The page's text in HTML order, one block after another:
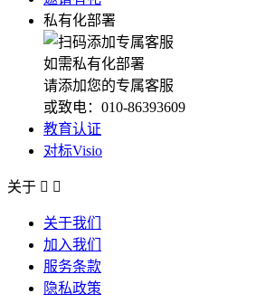
私有化部署
如需私有化部署
请添加您的专属客服
或致电：010-86393609
教育认证
对标Visio
关于  
关于我们
加入我们
服务条款
隐私政策